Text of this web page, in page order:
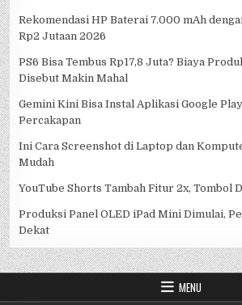
Rekomendasi HP Baterai 7.000 mAh
Rp2 Jutaan 2026
PS6 Bisa Tembus Rp17,8 Juta? Biaya
Disebut Makin Mahal
Gemini Kini Bisa Instal Aplikasi Google
Percakapan
Ini Cara Screenshot di Laptop dan
Mudah
YouTube Shorts Tambah Fitur 2x, Tombol
Produksi Panel OLED iPad Mini Dimulai,
Dekat
MENU